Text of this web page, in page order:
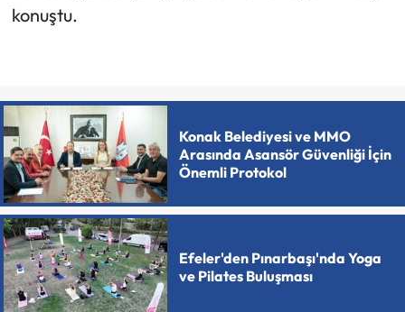
konuştu.
Konak Belediyesi ve MMO
Arasında Asansör Güvenliği İçin
Önemli Protokol
Efeler'den Pınarbaşı'nda Yoga
ve Pilates Buluşması